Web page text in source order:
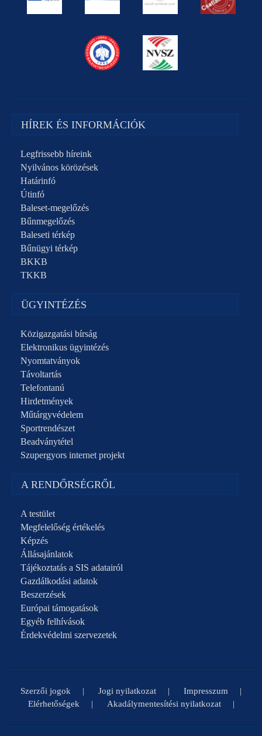
HÍREK ÉS INFORMÁCIÓK
Legfrissebb híreink
Nyilvános körözések
Határinfó
Útinfó
Baleset-megelőzés
Bűnmegelőzés
Baleseti térkép
Bűnügyi térkép
BKKB
TKKB
ÜGYINTÉZÉS
Közigazgatási bírság
Elektronikus ügyintézés
Nyomtatványok
Távoltartás
Telefontanú
Hirdetmények
Műtárgyvédelem
Sportrendészet
Beadványtétel
Szupergyors internet projekt
A RENDŐRSÉGRŐL
A testület
Megfelelőség értékelés
Képzés
Állásajánlatok
Tájékoztatás a SIS adatairól
Gazdálkodási adatok
Beszerzések
Európai támogatások
Egyéb felhívások
Érdekvédelmi szervezetek
Szerzői jogok Jogi nyilatkozat
Impresszum
Elérhetőségek
Akadálymentesítési nyilatkozat